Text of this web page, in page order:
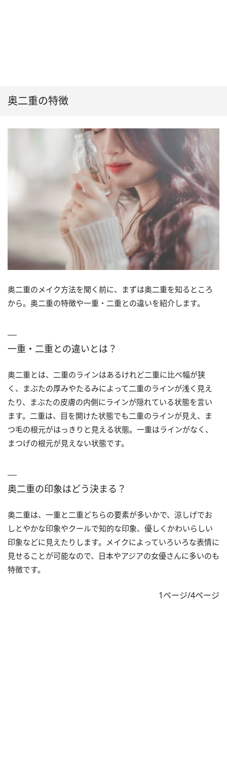
奥二重の特徴
奥二重のメイク方法を聞く前に、まずは奥二重を知るところ
から。奥二重の特徴や一重・二重との違いを紹介します。
一重・二重との違いとは？
奥二重とは、二重のラインはあるけれど二重に比べ幅が狭
く、まぶたの厚みやたるみによって二重のラインが浅く見え
たり、まぶたの皮膚の内側にラインが隠れている状態を言い
ます。二重は、目を開けた状態でも二重のラインが見え、ま
つ毛の根元がはっきりと見える状態。一重はラインがなく、
まつげの根元が見えない状態です。
奥二重の印象はどう決まる？
奥二重は、一重と二重どちらの要素が多いかで、涼しげでお
しとやかな印象やクールで知的な印象、優しくかわいらしい
印象などに見えたりします。メイクによっていろいろな表情に
見せることが可能なので、日本やアジアの女優さんに多いのも
特徴です。
1ページ/4ページ